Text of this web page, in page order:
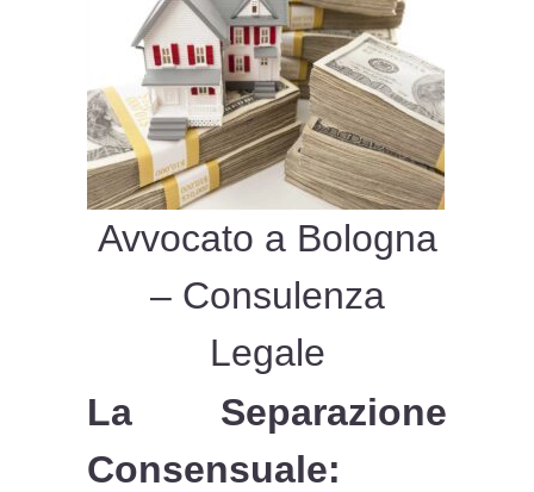
Avvocato a Bologna
– Consulenza
Legale
La Separazione
Consensuale: